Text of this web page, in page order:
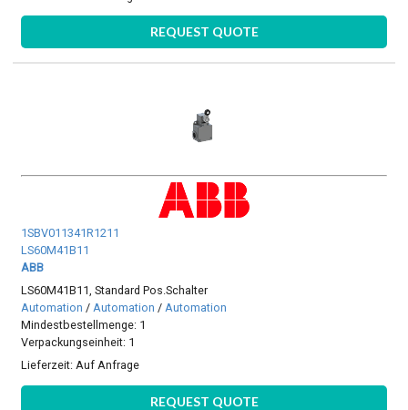
REQUEST QUOTE
1SBV011341R1211
LS60M41B11
ABB
LS60M41B11, Standard Pos.Schalter
Automation /Automation /Automation
Mindestbestellmenge: 1
Verpackungseinheit: 1
Lieferzeit:Auf Anfrage
REQUEST QUOTE